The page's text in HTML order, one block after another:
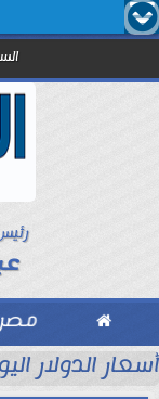
السبت 8
 مصر
أسعار الدولار اليوم